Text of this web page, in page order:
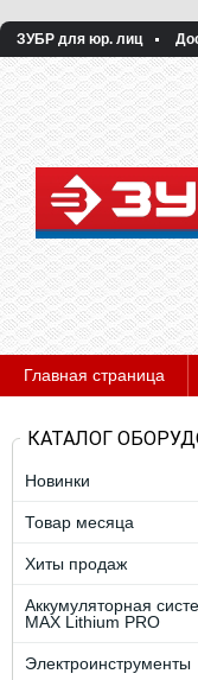
ЗУБР для юр. лиц
Главная страница
КАТАЛОГ
Новинки
Товар месяца
Хиты продаж
Аккумуляторная
MAX Lithium PRO
Электроинструменты